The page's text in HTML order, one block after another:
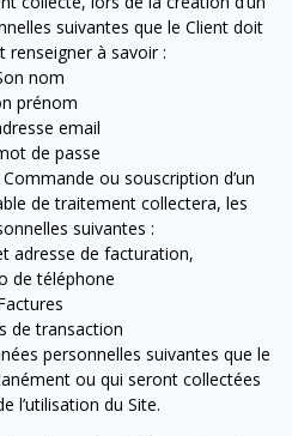
suivantes que le Client doit
renseigner à savoir :
nom
prénom
email
de passe
Commande ou souscription d’un
de traitement collectera, les
suivantes :
adresse de facturation,
de téléphone
de transaction
personnelles suivantes que le
ou qui seront collectées
l’utilisation du Site.